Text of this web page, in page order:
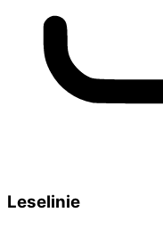
Leselinie